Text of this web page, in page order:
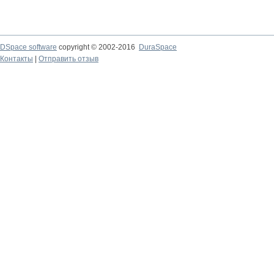
DSpace software copyright © 2002-2016
DuraSpace
Контакты
Отправить отзыв